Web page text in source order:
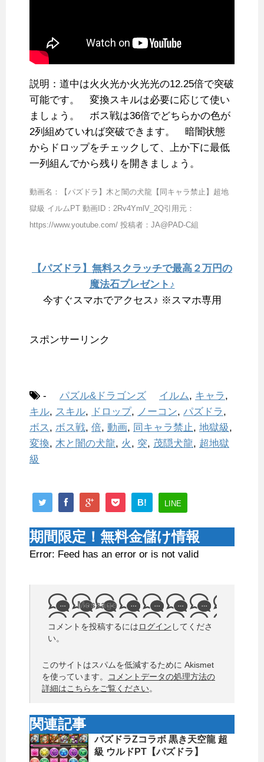
説明：道中は火火光か火光光の12.25倍で突破
可能です。 変換スキルは必要に応じて使い
ましょう。 ボス戦は36倍でどちらかの色が
2列組めていれば突破できます。 暗闇状態
からドロップをチェックして、上か下に最低
一列組んでから残りを開きましょう­。
動画名：【パズドラ】木と闇の犬龍【同キャラ禁止】超地
獄級 イルムPT 動画ID：2Rv4YmlV_2Q引用元：
https://www.youtube.com/ 投稿者：JA@PAD-C組
【パズドラ】無料スクラッチで最高２万円の
魔法石プレゼント♪
今すぐスマホでアクセス♪ ※スマホ専用
スポンサーリンク
- パズル&ドラゴンズ イルム, キャラ ,
キル, スキル, ドロップ, ノーコン, パズドラ ,
ボス, ボス戦, 倍, 動画, 同キャラ禁止, 地獄級,
変換, 木と闇の犬龍, 火, 突, 茂隠犬龍, 超地獄
級
B! LINE
期間限定！無料金儲け情報
Error: Feed has an error or is not valid
Message
コメントを投稿するにはログイン してくださ
い。
このサイトはスパムを低減するために Akismet
を使っています。
コメントデータの処理方法の
詳細はこちらをご覧ください。
関連記事
パズドラZコラボ 黒き天空龍 超
級 ウルドPT【パズドラ】